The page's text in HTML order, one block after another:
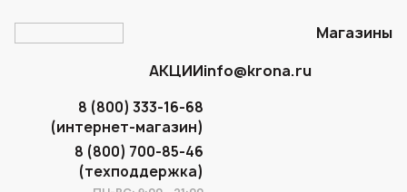
Магазины
АКЦИИinfo@krona.ru
8 (800) 333-16-68
(интернет-магазин)
8 (800) 700-85-46
(техподдержка)